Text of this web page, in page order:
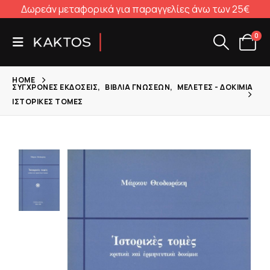
Δωρεάν μεταφορικά για παραγγελίες άνω των 25€
0
HOME
ΣΎΓΧΡΟΝΕΣ ΕΚΔΌΣΕΙΣ, ΒΙΒΛΊΑ ΓΝΏΣΕΩΝ, ΜΕΛΈΤΕΣ - ΔΟΚΊΜΙΑ
ΙΣΤΟΡΙΚΈΣ ΤΟΜΈΣ